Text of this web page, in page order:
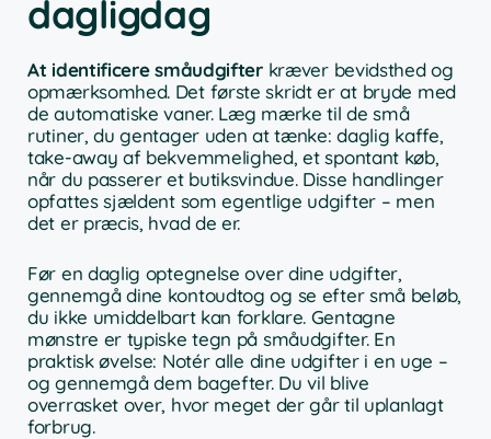
dagligdag
At identificere småudgifterkræver bevidsthed og
opmærksomhed. Det første skridt er at bryde med
de automatiske vaner. Læg mærke til de små
rutiner, du gentager uden at tænke: daglig kaffe,
take-away af bekvemmelighed, et spontant køb,
når du passerer et butiksvindue. Disse handlinger
opfattes sjældent som egentlige udgifter – men
det er præcis, hvad de er.
Før en daglig optegnelse over dine udgifter,
gennemgå dine kontoudtog og se efter små beløb,
du ikke umiddelbart kan forklare. Gentagne
mønstre er typiske tegn på småudgifter. En
praktisk øvelse: Notér alle dine udgifter i en uge –
og gennemgå dem bagefter. Du vil blive
overrasket over, hvor meget der går til uplanlagt
forbrug.